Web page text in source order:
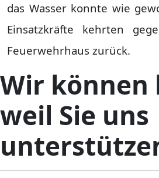
das Wasser konnte wie
Einsatzkräfte kehrten
Feuerwehrhaus zurück.
Wir können
weil Sie uns